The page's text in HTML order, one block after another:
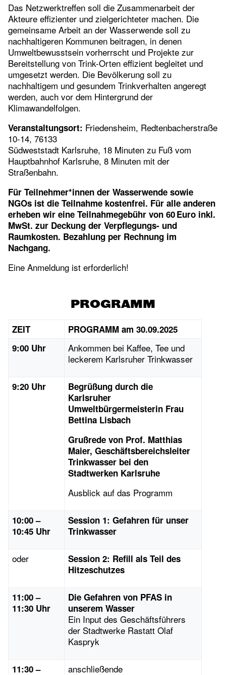
Das Netzwerktreffen soll die Zusammenarbeit der
Akteure effizienter und zielgerichteter machen. Die
gemeinsame Arbeit an der Wasserwende soll zu
nachhaltigeren Kommunen beitragen, in denen
Umweltbewusstsein vorherrscht und Projekte zur
Bereitstellung von Trink-Orten effizient begleitet und
umgesetzt werden. Die Bevölkerung soll zu
nachhaltigem und gesundem Trinkverhalten angeregt
werden, auch vor dem Hintergrund der
Klimawandelfolgen.
Veranstaltungsort: Friedensheim, Redtenbacherstraße
10-14, 76133
Südweststadt Karlsruhe, 18 Minuten zu Fuß vom
Hauptbahnhof Karlsruhe, 8 Minuten mit der
Straßenbahn.
Für Teilnehmer*innen der Wasserwende sowie
NGOs ist die Teilnahme kostenfrei. Für alle anderen
erheben wir eine Teilnahmegebühr von 60 Euro inkl.
MwSt. zur Deckung der Verpflegungs- und
Raumkosten. Bezahlung per Rechnung im
Nachgang.
Eine Anmeldung ist erforderlich!
PROGRAMM
ZEIT
PROGRAMM am 30.09.2025
9:00 Uhr
Ankommen bei Kaffee, Tee und
leckerem Karlsruher Trinkwasser
9:20 Uhr
Begrüßung durch die
Karlsruher
Umweltbürgermeisterin Frau
Bettina Lisbach
Grußrede von Prof. Matthias
Maier, Geschäftsbereichsleiter
Trinkwasser bei den
Stadtwerken Karlsruhe
Ausblick auf das Programm
10:00 –
10:45 Uhr
Session 1: Gefahren für unser
Trinkwasser
oder
Session 2: Refill als Teil des
Hitzeschutzes
11:00 –
11:30 Uhr
Die Gefahren von PFAS in
unserem Wasser
Ein Input des Geschäftsführers
der Stadtwerke Rastatt Olaf
Kaspryk
11:30 –
anschließende